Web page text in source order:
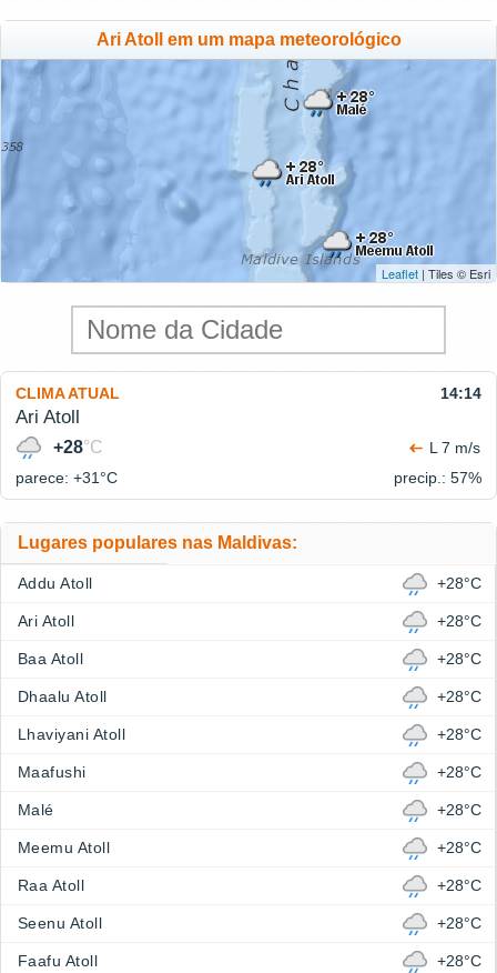
Ari Atoll em um mapa meteorológico
Leaflet | Tiles © Esri
CLIMA ATUAL 14:14
Ari Atoll
+28°C
L 7 m/s
parece: +31°C precip.: 57%
Lugares populares nas Maldivas:
Addu Atoll +28°C
Ari Atoll +28°C
Baa Atoll +28°C
Dhaalu Atoll +28°C
Lhaviyani Atoll +28°C
Maafushi +28°C
Malé +28°C
Meemu Atoll +28°C
Raa Atoll +28°C
Seenu Atoll +28°C
Faafu Atoll +28°C